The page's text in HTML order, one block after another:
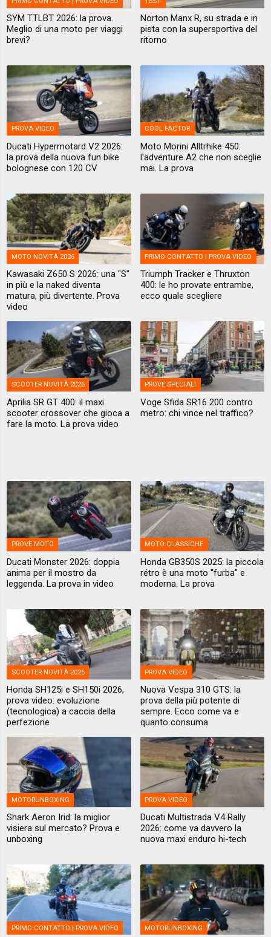
SYM TTLBT 2026: la prova.
Meglio di una moto per viaggi
brevi?
Norton Manx R, su strada e in
pista con la supersportiva del
ritorno
PROVA VIDEO
Ducati Hypermotard V2 2026:
la prova della nuova fun bike
bolognese con 120 CV
COOL FACTOR
Moto Morini Alltrhike 450:
l'adventure A2 che non sceglie
mai. La prova
MOTO NOVITÀ 2026
Kawasaki Z650 S 2026: una "S"
in più e la naked diventa
matura, più divertente. Prova
video
PRIMO CONTATTO | PROVA VIDEO
Triumph Tracker e Thruxton
400: le ho provate entrambe,
ecco quale scegliere
SCOOTER NOVITÀ 2026
Aprilia SR GT 400: il maxi
scooter crossover che gioca a
fare la moto. La prova video
PROVE SPECIALI
Voge Sfida SR16 200 contro
metro: chi vince nel traffico?
PROVE MOTO
Ducati Monster 2026: doppia
anima per il mostro da
leggenda. La prova in video
MOTO CLASSICHE
Honda GB350S 2025: la piccola
rétro è una moto "furba" e
moderna. La prova
SCOOTER NOVITÀ 2026
Honda SH125i e SH150i 2026,
prova video: evoluzione
(tecnologica) a caccia della
perfezione
PROVA VIDEO
Nuova Vespa 310 GTS: la
prova della più potente di
sempre. Ecco come va e
quanto consuma
MOTORUNBOXING
Shark Aeron Irid: la miglior
visiera sul mercato? Prova e
unboxing
PROVA VIDEO
Ducati Multistrada V4 Rally
2026: come va davvero la
nuova maxi enduro hi-tech
PRIMO CONTATTO | PROVA VIDEO MOTORUNBOXING